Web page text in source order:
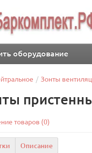
оборудование
Зонты
товаров (0)
Описание